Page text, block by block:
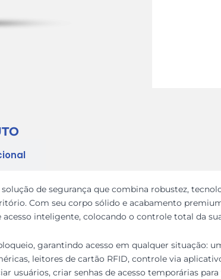
solução de segurança que combina robustez,
Com seu corpo sólido e acabamento
inteligente, colocando o controle total da
garantindo acesso em qualquer situação:
leitores de cartão RFID, controle via
usuários, criar senhas de acesso temporárias